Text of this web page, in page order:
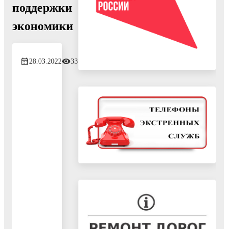
поддержки
экономики
28.03.2022 331